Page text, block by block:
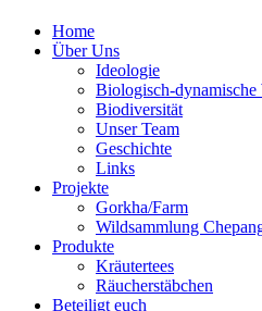
Home
Über Uns
Ideologie
Biologisch-dynamische
Biodiversität
Unser Team
Geschichte
Links
Projekte
Gorkha/Farm
Wildsammlung
Produkte
Kräutertees
Räucherstäbchen
Beteiligt euch